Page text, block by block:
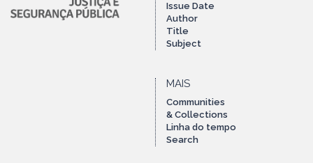
Issue Date
Author
Title
Subject
MAIS
Communities
& Collections
Linha do tempo
Search